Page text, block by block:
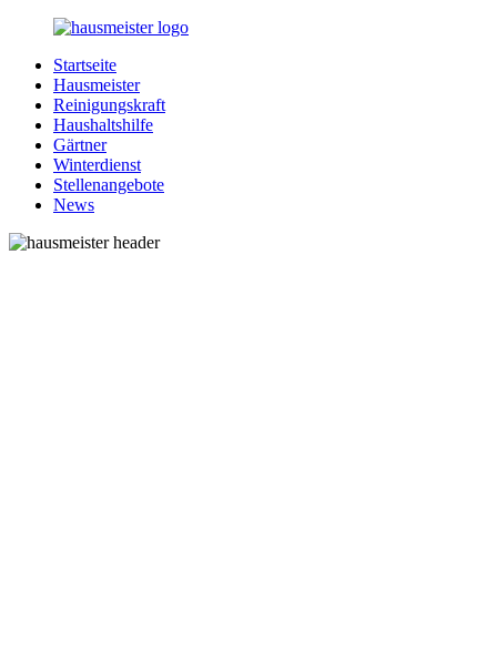
Zurück
Inhalt
Hausmeister.de
Alles
rund
Ihren
Haushalt
Startseite
Hausmeister
Reinigungskraft
Haushaltshilfe
Gärtner
Winterdienst
Stellenangebote
News